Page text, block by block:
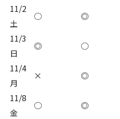
11/2
土
○ ◎
11/3
日
◎ ○
11/4
月
× ◎
11/8
金
○ ◎